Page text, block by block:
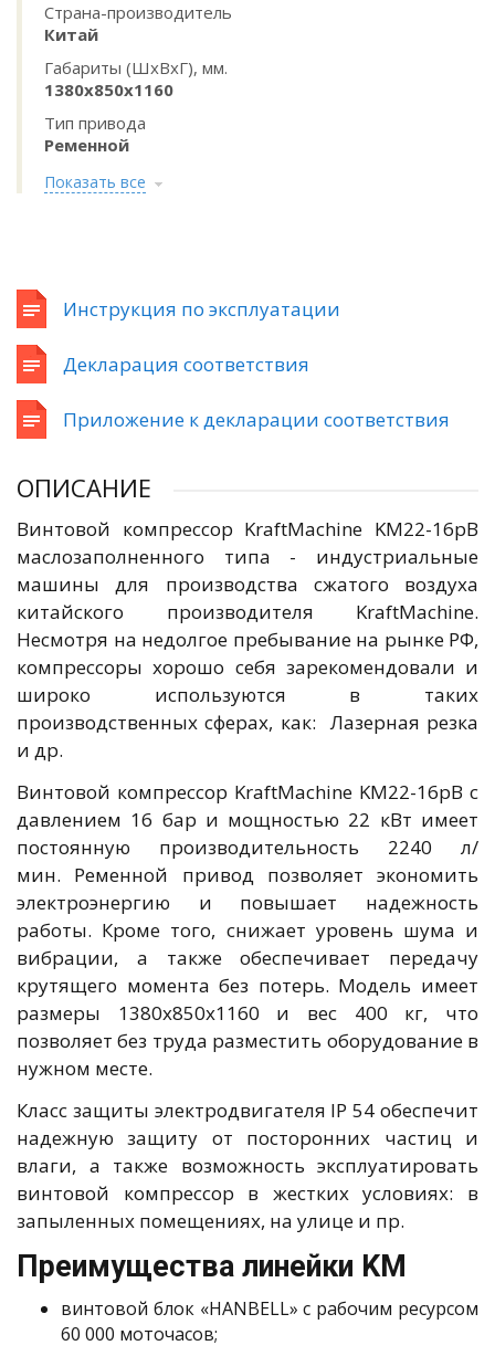
Страна-производитель
Китай
Габариты (ШхВхГ), мм.
1380x850x1160
Тип привода
Ременной
Показать все
Инструкция по эксплуатации
Декларация соответствия
Приложение к декларации соответствия
ОПИСАНИЕ
Винтовой компрессор KraftMachine KM22-16рВ
маслозаполненного типа - индустриальные
машины для производства сжатого воздуха
китайского производителя KraftMachine.
Несмотря на недолгое пребывание на рынке РФ,
компрессоры хорошо себя зарекомендовали и
широко используются в таких
производственных сферах, как: Лазерная резка
и др.
Винтовой компрессор KraftMachine KM22-16рВ с
давлением 16 бар и мощностью 22 кВт имеет
постоянную производительность 2240 л/
мин. Ременной привод позволяет экономить
электроэнергию и повышает надежность
работы. Кроме того, снижает уровень шума и
вибрации, а также обеспечивает передачу
крутящего момента без потерь. Модель имеет
размеры 1380x850x1160 и вес 400 кг, что
позволяет без труда разместить оборудование в
нужном месте.
Класс защиты электродвигателя IP 54 обеспечит
надежную защиту от посторонних частиц и
влаги, а также возможность эксплуатировать
винтовой компрессор в жестких условиях: в
запыленных помещениях, на улице и пр.
Преимущества линейки KM
винтовой блок «HANBELL» с рабочим ресурсом
60 000 моточасов;